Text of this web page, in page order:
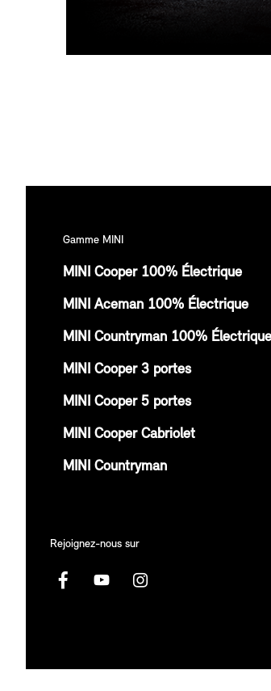
Gamme MINI
MINI Cooper 100% Électrique
MINI Aceman 100% Électrique
MINI Countryman 100% Électrique
MINI Cooper 3 portes
MINI Cooper 5 portes
MINI Cooper Cabriolet
MINI Countryman
Rejoignez-nous sur